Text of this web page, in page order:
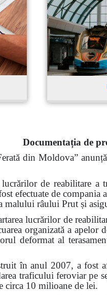
Documentația de
din Moldova”
lucrărilor de reabilitare
efectuate de
râului Prut și
lucrărilor de
organizată a
deformat al
în anul 2007, a fost
traficului feroviar
circa 10 milioane de lei.